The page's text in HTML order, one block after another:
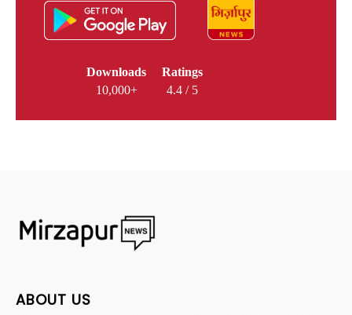
Downloads
10,000+
Ratings
4.4 / 5
ABOUT US